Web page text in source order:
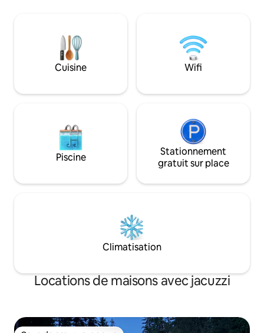
basse saison. Idéale pour les couples, les
petites familles ou toute personne à la
recherche d'une escapade calme à la
montagne. Réservez dès maintenant
Fernie Alpine Resort rouvrira pour le
piscine sur place,
jacuzzi extérieur,
Stationnement
gratuit avec
Cuisine Wifi
Piscine
Stationnement
gratuit sur place
Climatisation
Locations de maisons avec jacuzzi